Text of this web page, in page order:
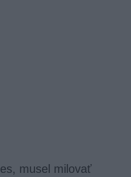
musel milovať